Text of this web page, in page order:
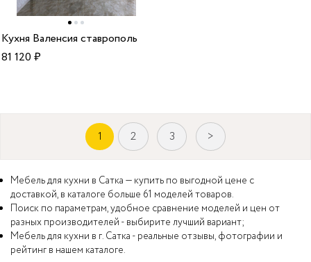
Кухня Валенсия ставрополь
81 120₽
1 2 3 >
Мебель для кухни в Сатка — купить по выгодной цене с
доставкой, в каталоге больше 61 моделей товаров.
Поиск по параметрам, удобное сравнение моделей и цен от
разных производителей - выбирите лучший вариант;
Мебель для кухни в г. Сатка - реальные отзывы, фотографии и
рейтинг в нашем каталоге.